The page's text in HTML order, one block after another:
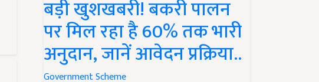
बड़ी खुशखबरी! बकरी पालन
पर मिल रहा है 60% तक भारी
अनुदान, जानें आवेदन प्रक्रिया..
Government Scheme